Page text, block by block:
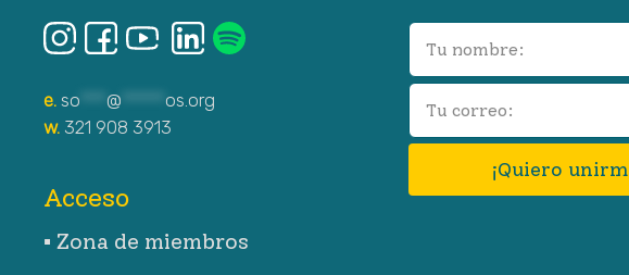
e. so @
os.org
w. 321 908 3913
Acceso
▪︎ Zona de miembros
this
field
blank
¡Quiero